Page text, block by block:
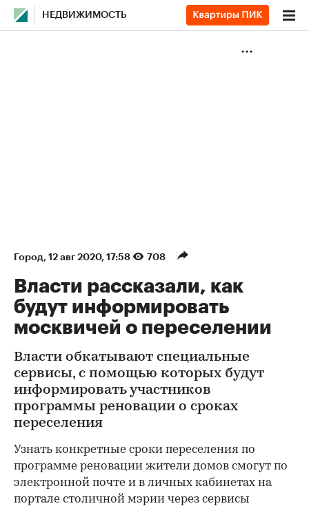
НЕДВИЖИМОСТЬ
Город⁠, 12 авг 2020, 17:58 708
Власти рассказали, как
будут информировать
москвичей о переселении
Власти обкатывают специальные
сервисы, с помощью которых будут
информировать участников
программы реновации о сроках
переселения
Узнать конкретные сроки переселения по
программе реновации жители домов смогут по
электронной почте и в личных кабинетах на
портале столичной мэрии через сервисы